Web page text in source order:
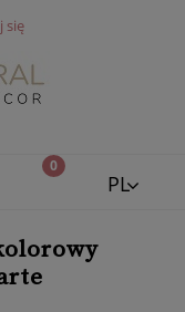
się
PL